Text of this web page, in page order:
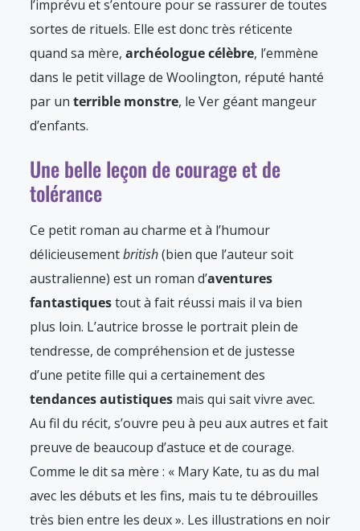
l’imprévu et s’entoure pour se rassurer de toutes
sortes de rituels. Elle est donc très réticente
quand sa mère, archéologue célèbre, l’emmène
dans le petit village de Woolington, réputé hanté
par un terrible monstre, le Ver géant mangeur
d’enfants.
Une belle leçon de courage et de
tolérance
Ce petit roman au charme et à l’humour
délicieusementbritish(bien que l’auteur soit
australienne) est un roman d’aventures
fantastiquestout à fait réussi mais il va bien
plus loin. L’autrice brosse le portrait plein de
tendresse, de compréhension et de justesse
d’une petite fille qui a certainement des
tendances autistiques mais qui sait vivre avec.
Au fil du récit, s’ouvre peu à peu aux autres et fait
preuve de beaucoup d’astuce et de courage.
Comme le dit sa mère : « Mary Kate, tu as du mal
avec les débuts et les fins, mais tu te débrouilles
très bien entre les deux ». Les illustrations en noir